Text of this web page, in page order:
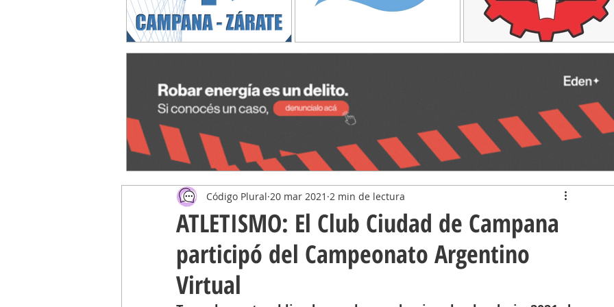
ATLETISMO: El Club Ciudad de Campana
participó del Campeonato Argentino
Virtual
Código Plural 20 mar 2021 2 min de lectura